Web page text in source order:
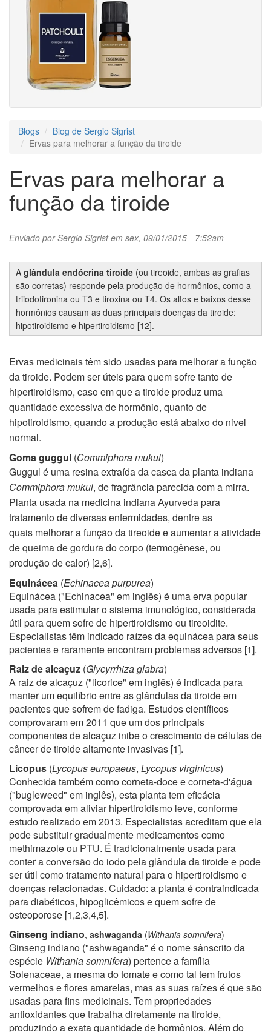
Blogs
Blog de Sergio Sigrist
Ervas para melhorar a função da tiroide
Ervas para melhorar a
função da tiroide
Enviado porSergio Sigristem sex, 09/01/2015 - 7:52am
A glândula endócrina tiroide (ou tireoide, ambas as grafias
são corretas) responde pela produção de hormônios, como a
triiodotironina ou T3 e tiroxina ou T4. Os altos e baixos desse
hormônios causam as duas principais doenças da tiroide:
hipotiroidismo e hipertiroidismo [12].
Ervas medicinais têm sido usadas para melhorar a função
da tiroide. Podem ser úteis para quem sofre tanto de
hipertiroidismo, caso em que a tiroide produz uma
quantidade excessiva de hormônio, quanto de
hipotiroidismo, quando a produção está abaixo do nivel
normal.
Goma guggul (Commiphora mukul)
Guggul é uma resina extraída da casca da planta indiana
Commiphora mukul, de fragrância parecida com a mirra.
Planta usada na medicina indiana Ayurveda para
tratamento de diversas enfermidades, dentre as
quais melhorar a função da tireoide e aumentar a atividade
de queima de gordura do corpo (termogênese, ou
produção de calor) [2,6].
Equinácea (Echinacea purpurea)
Equinácea ("Echinacea" em inglês) é uma erva popular
usada para estimular o sistema imunológico, considerada
útil para quem sofre de hipertiroidismo ou tireoidite.
Especialistas têm indicado raízes da equinácea para seus
pacientes e raramente encontram problemas adversos [1].
Raiz de alcaçuz (Glycyrrhiza glabra)
A raiz de alcaçuz ("licorice" em inglês) é indicada para
manter um equilíbrio entre as glândulas da tiroide em
pacientes que sofrem de fadiga. Estudos científicos
comprovaram em 2011 que um dos principais
componentes de alcaçuz inibe o crescimento de células de
câncer de tiroide altamente invasivas [1].
Licopus (Lycopus europaeus, Lycopus virginicus)
Conhecida também como corneta-doce e corneta-d'água
("bugleweed" em inglês), esta planta tem eficácia
comprovada em aliviar hipertiroidismo leve, conforme
estudo realizado em 2013. Especialistas acreditam que ela
pode substituir gradualmente medicamentos como
methimazole ou PTU. É tradicionalmente usada para
conter a conversão do iodo pela glândula da tiroide e pode
ser útil como tratamento natural para o hipertiroidismo e
doenças relacionadas. Cuidado: a planta é contraindicada
para diabéticos, hipoglicêmicos e quem sofre de
osteoporose [1,2,3,4,5].
Ginseng indiano, ashwaganda (Withania somnifera)
Ginseng indiano ("ashwaganda" é o nome sânscrito da
espécie Withania somnifera) pertence a família
Solenaceae, a mesma do tomate e como tal tem frutos
vermelhos e flores amarelas, mas as suas raízes é que são
usadas para fins medicinais. Tem propriedades
antioxidantes que trabalha diretamente na tiroide,
produzindo a exata quantidade de hormônios. Além do